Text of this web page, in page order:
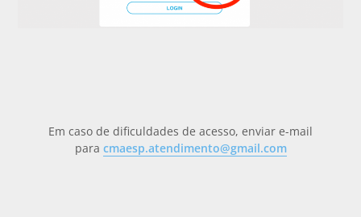
Em caso de dificuldades de acesso, enviar e-mail
para cmaesp.atendimento@gmail.com